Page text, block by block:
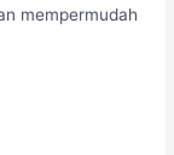
mempermudah